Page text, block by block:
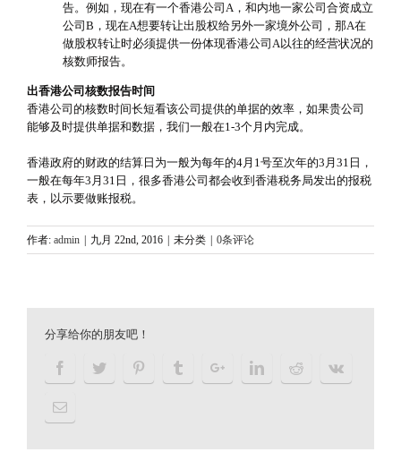
告。例如，现在有一个香港公司A，和内地一家公司合资成立
公司B，现在A想要转让出股权给另外一家境外公司，那A在
做股权转让时必须提供一份体现香港公司A以往的经营状况的
核数师报告。
出香港公司核数报告时间
香港公司的核数时间长短看该公司提供的单据的效率，如果贵公司
能够及时提供单据和数据，我们一般在1-3个月内完成。
香港政府的财政的结算日为一般为每年的4月1号至次年的3月31日，
一般在每年3月31日，很多香港公司都会收到香港税务局发出的报税
表，以示要做账报税。
作者: admin 九月 22nd, 2016 未分类 0条评论
分享给你的朋友吧！